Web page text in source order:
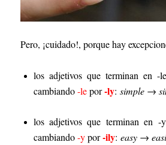
Pero, ¡cuidado!, porque hay
los adjetivos que terminan en -
cambiando-lepor-ly: simple →
los adjetivos que terminan en -
cambiando-ypor-ily: easy →